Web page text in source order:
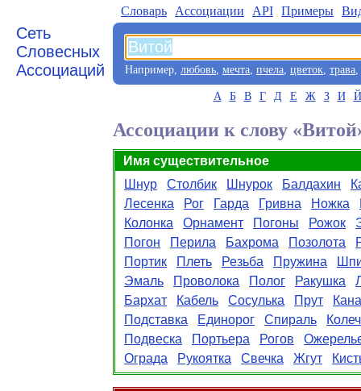
Сеть
Словесных
Ассоциаций
Словарь Aссоциации API Примеры
Например, любовь, мечта, пчела, цветок, трава,
А Б В Г Д Е Ж З И Й
Ассоциации к слову
Имя существительное
Шнур
Столбик Шнурок Балдахин
Лесенка
Рог Гарда Гривна Ножка
Колонка
Орнамент Погоны Рожок
Погон
Перила Бахрома Позолота
Портик
Плеть Резьба Пружина
Эмаль
Проволока Полог Ракушка
Бархат
Кабель Сосулька Прут
Подставка
Единорог Спираль
Подвеска
Портьера Рогов
Ограда
Рукоятка Свечка Жгут